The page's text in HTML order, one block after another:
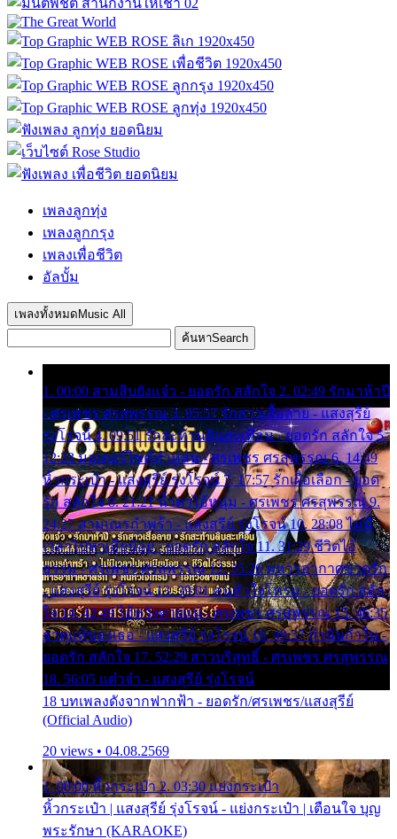
เพลงลูกทุ่ง
เพลงลูกกรุง
เพลงเพื่อชีวิต
อัลบั้ม
เพลงทั้งหมด Music All
ค้นหาSearch
1. 00:00 สามสิบยังแจ๋ว - ยอดรัก สลักใจ 2. 02:49 รักมาห้าปี
- ศรเพชร ศรสุพรรณ 3. 05:57 รักสาวเสื้อลาย - แสงสุรีย์
รุ่งโรจน์ 4. 09:51 รักสะท้านดินสะเทือน - ยอดรัก สลักใจ 5.
12:23 มอเตอร์ไซค์ทำหล่น - ศรเพชร ศรสุพรรณ 6. 14:49
หิ้วกระเป๋า - แสงสุรีย์ รุ่งโรจน์ 7. 17:57 รักเผื่อเลือก - ยอด
รัก สลักใจ 8. 21:21 น้ำตาไอ้หนุ่ม - ศรเพชร ศรสุพรรณ 9.
24:27 สามเณรกำพร้า - แสงสุรีย์ รุ่งโรจน์ 10. 28:08 ไม่มี
เวลาไปหาเมียน้อย - ยอดรัก สลักใจ 11. 31:29 ชีวิตไอ้
ธรรม - ศรเพชร ศรสุพรรณ 12. 35:26 ทหารอากาศขาดรัก
- แสงสุรีย์ รุ่งโรจน์ 13. 39:01 คนหัวใจโทรม - ยอดรัก สลัก
ใจ 14. 42:49 ไอ้หวังตายแน่ - ศรเพชร ศรสุพรรณ 15. 46:35
ธาตุแท้ของเธอ - แสงสุรีย์ รุ่งโรจน์ 16. 49:57 กำนันกำใน -
ยอดรัก สลักใจ 17. 52:29 สาวบริสุทธิ์ - ศรเพชร ศรสุพรรณ
18. 56:05 แต๋วจ๋า - แสงสุรีย์ รุ่งโรจน์
18 บทเพลงดังจากฟากฟ้า - ยอดรัก/ศรเพชร/แสงสุรีย์
(Official Audio)
20 views • 04.08.2569
1. 00:00 หิ้วกระเป๋า 2. 03:30 แย่งกระเป๋า
หิ้วกระเป๋า | แสงสุรีย์ รุ่งโรจน์ - แย่งกระเป๋า | เตือนใจ บุญ
พระรักษา (KARAOKE)